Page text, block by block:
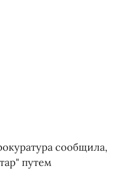
сообщила,
путем